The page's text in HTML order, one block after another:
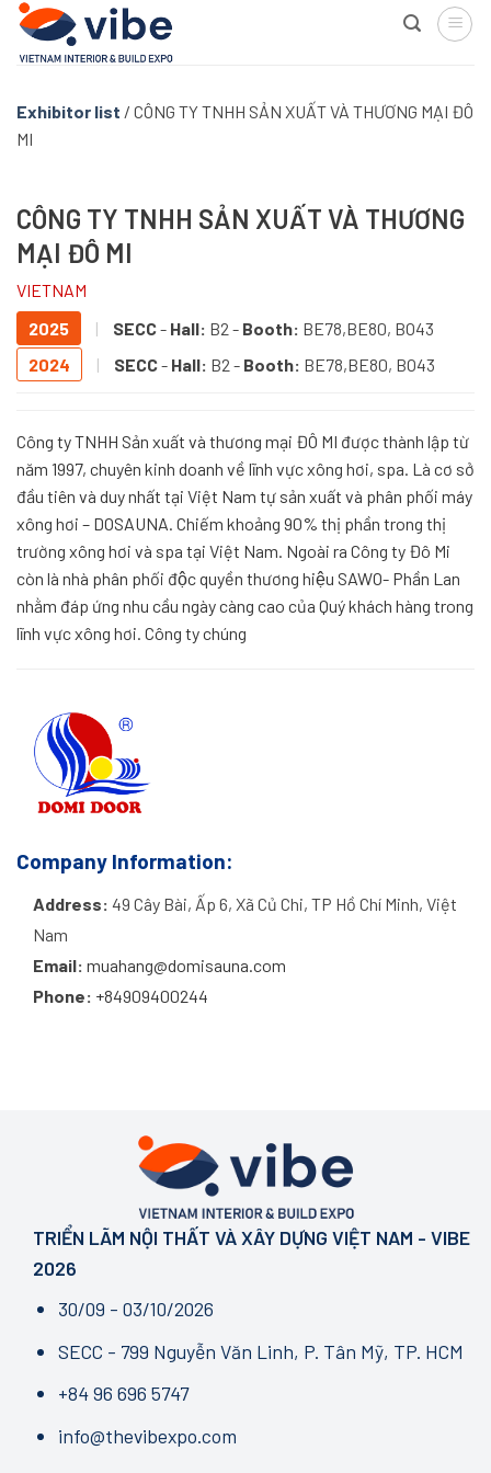
Skip
content
Exhibitor list / CÔNG TY TNHH SẢN XUẤT VÀ THƯƠNG MẠI ĐÔ
MI
CÔNG TY TNHH SẢN XUẤT VÀ THƯƠNG
MẠI ĐÔ MI
VIETNAM
2025
| SECC- Hall: B2 - Booth: BE78,BE80, BO43
2024
| SECC- Hall: B2 - Booth: BE78,BE80, BO43
Công ty TNHH Sản xuất và thương mại ĐÔ MI được thành lập từ
năm 1997, chuyên kinh doanh về lĩnh vực xông hơi, spa. Là cơ sở
đầu tiên và duy nhất tại Việt Nam tự sản xuất và phân phối máy
xông hơi – DOSAUNA. Chiếm khoảng 90% thị phần trong thị
trường xông hơi và spa tại Việt Nam. Ngoài ra Công ty Đô Mi
còn là nhà phân phối độc quyền thương hiệu SAWO- Phần Lan
nhằm đáp ứng nhu cầu ngày càng cao của Quý khách hàng trong
lĩnh vực xông hơi. Công ty chúng
Company Information:
Address: 49 Cây Bài, Ấp 6, Xã Củ Chi, TP Hồ Chí Minh, Việt
Nam
Email: muahang@domisauna.com
Phone: +84909400244
TRIỂN LÃM NỘI THẤT VÀ XÂY DỰNG VIỆT NAM - VIBE
2026
30/09 - 03/10/2026
SECC - 799 Nguyễn Văn Linh, P. Tân Mỹ, TP. HCM
+84 96 696 5747
info@thevibexpo.com